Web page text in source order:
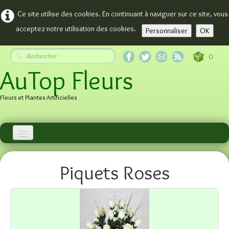
Ce site utilise des cookies. En continuant à naviguer sur ce site, vous
acceptez notre utilisation des cookies.
Personnaliser OK
0
AuTop Fleurs
Fleurs et Plantes Artificielles
Accueil
Plantes Fleuries
Piquets Roses